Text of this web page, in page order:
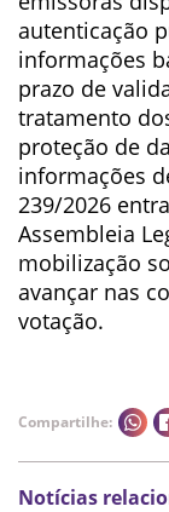
autenticação
informações
prazo de
tratamento
proteção de
informações
239/2026
Assembleia
mobilização
avançar nas
votação.
Compartilhe:
Notícias